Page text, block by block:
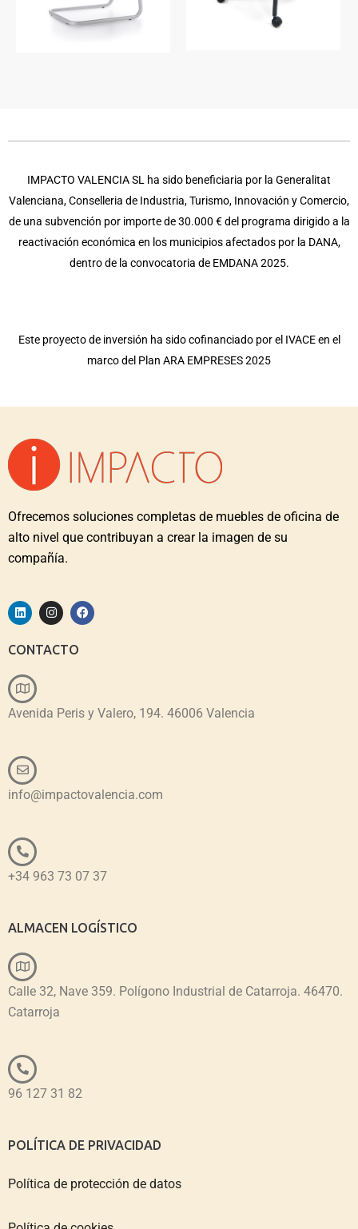
IMPACTO VALENCIA SL ha sido beneficiaria por la Generalitat
Valenciana, Conselleria de Industria, Turismo, Innovación y Comercio,
de una subvención por importe de 30.000 € del programa dirigido a la
reactivación económica en los municipios afectados por la DANA,
dentro de la convocatoria de EMDANA 2025.
Este proyecto de inversión ha sido cofinanciado por el IVACE en el
marco del Plan ARA EMPRESES 2025
Ofrecemos soluciones completas de muebles de oficina de
alto nivel que contribuyan a crear la imagen de su
compañía.
CONTACTO
Avenida Peris y Valero, 194. 46006 Valencia
info@impactovalencia.com
+34 963 73 07 37
ALMACEN LOGÍSTICO
Calle 32, Nave 359. Polígono Industrial de Catarroja. 46470.
Catarroja
96 127 31 82
POLÍTICA DE PRIVACIDAD
Política de protección de datos